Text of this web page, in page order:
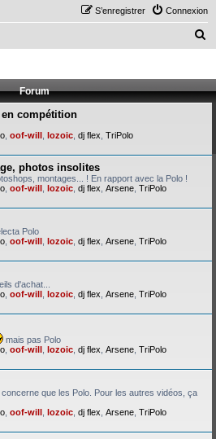
Connexion
S’enregistrer
h
r
Forum
en compétition
oof-will lozoic dj flex TriPolo
photos insolites
montages... ! En rapport avec la Polo !
oof-will lozoic dj flex Arsene TriPolo
Polo
oof-will lozoic dj flex Arsene TriPolo
d'achat...
oof-will lozoic dj flex Arsene TriPolo
mais pas Polo
oof-will lozoic dj flex Arsene TriPolo
que les Polo. Pour les autres vidéos, ça
oof-will lozoic dj flex Arsene TriPolo